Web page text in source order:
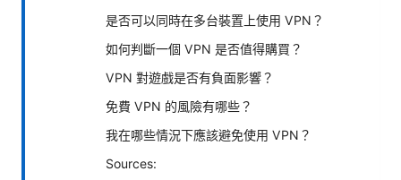
是否可以同時在多台裝置上使用 VPN？
如何判斷一個 VPN 是否值得購買？
VPN 對遊戲是否有負面影響？
免費 VPN 的風險有哪些？
我在哪些情況下應該避免使用 VPN？
Sources: